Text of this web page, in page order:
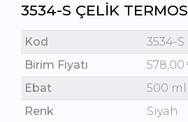
3534-S ÇELIK TERMOS
Kod
3534-S
Birim Fiyatı
578,00
Ebat
500 ml
Renk
Siyah